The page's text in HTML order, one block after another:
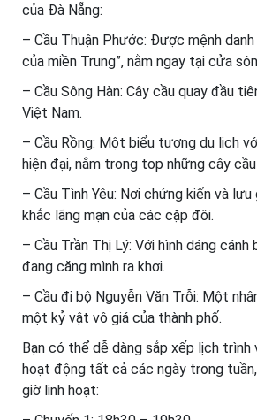
của Đà Nẵng:
– Cầu Thuận Phước: Được mệnh danh
của miền Trung”, nằm ngay tại cửa
– Cầu Sông Hàn: Cây cầu quay đầu
Việt Nam.
– Cầu Rồng: Một biểu tượng du lịch
hiện đại, nằm trong top những cây
– Cầu Tình Yêu: Nơi chứng kiến và
khắc lãng mạn của các cặp đôi.
– Cầu Trần Thị Lý: Với hình dáng cánh
đang căng mình ra khơi.
– Cầu đi bộ Nguyễn Văn Trỗi: Một
một kỷ vật vô giá của thành phố.
Bạn có thể dễ dàng sắp xếp lịch trình
hoạt động tất cả các ngày trong tuần,
giờ linh hoạt: